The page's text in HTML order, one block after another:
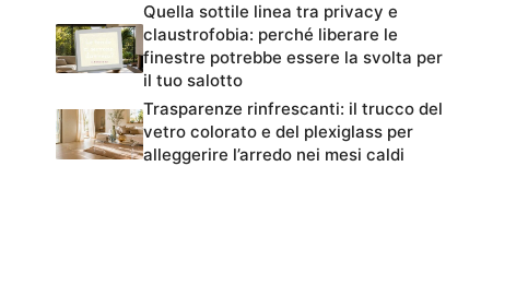
Quella sottile linea tra privacy e
claustrofobia: perché liberare le
finestre potrebbe essere la svolta per
il tuo salotto
Trasparenze rinfrescanti: il trucco del
vetro colorato e del plexiglass per
alleggerire l’arredo nei mesi caldi